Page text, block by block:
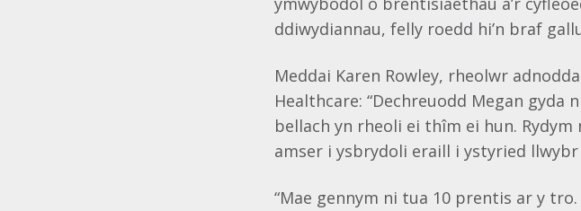
ddiwydiannau, felly roedd hi’n braf
Meddai Karen Rowley, rheolwr
Healthcare: “Dechreuodd Megan
bellach yn rheoli ei thîm ei hun. Rydym
amser i ysbrydoli eraill i ystyried
“Mae gennym ni tua 10 prentis ar y